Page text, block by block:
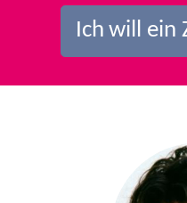
Ich will ein